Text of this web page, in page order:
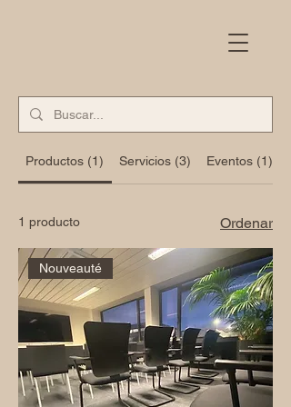
Productos (1) Servicios (3) Eventos (1)
1 producto Ordenar
Nouveauté